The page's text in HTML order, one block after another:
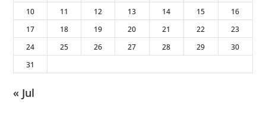
10
11 12 13 14 15
16
17
18 19 20 21 22
23
24
25 26 27 28 29
30
31
« Jul